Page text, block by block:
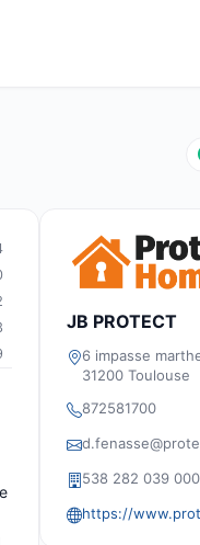
JB PROTECT
6 impasse
31200 Toulouse
872581700
538 282 039
https://